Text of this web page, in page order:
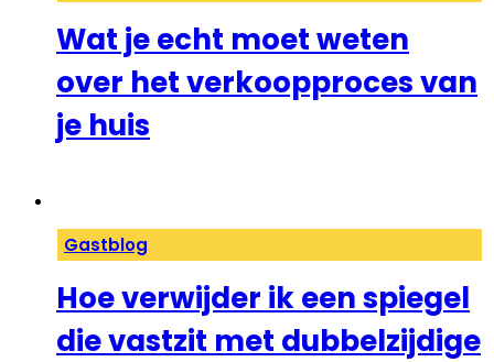
Wat je echt moet weten
over het verkoopproces van
je huis
Gastblog
Hoe verwijder ik een spiegel
die vastzit met dubbelzijdige